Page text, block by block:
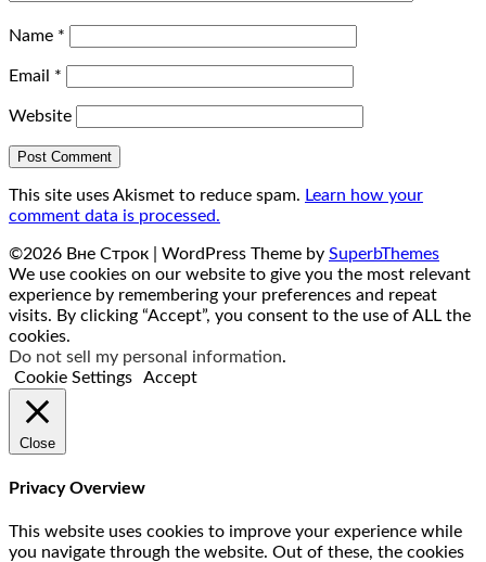
Name *
Email *
Website
This site uses Akismet to reduce spam. Learn how your
comment data is processed.
©2026 Вне Строк | WordPress Theme by SuperbThemes
We use cookies on our website to give you the most relevant
experience by remembering your preferences and repeat
visits. By clicking “Accept”, you consent to the use of ALL the
cookies.
Do not sell my personal information.
Cookie Settings
Accept
Close
Privacy Overview
This website uses cookies to improve your experience while
you navigate through the website. Out of these, the cookies